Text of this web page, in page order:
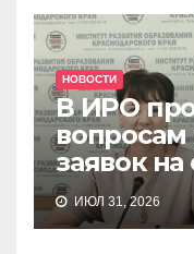
НОВОСТИ
В ИРО
вопросам
заявок
ИЮЛ 31, 2026